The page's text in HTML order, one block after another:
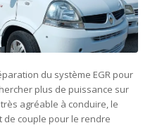
du système EGR pour
plus de puissance sur
très agréable à conduire, le
de couple pour le rendre